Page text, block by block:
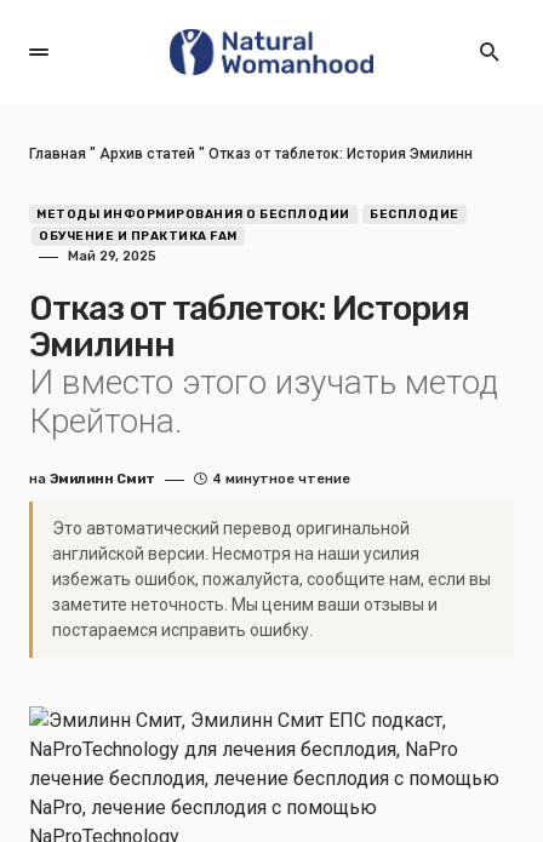
Главная " Архив статей " Отказ от таблеток: История Эмилинн
МЕТОДЫ ИНФОРМИРОВАНИЯ О БЕСПЛОДИИ
БЕСПЛОДИЕ
ОБУЧЕНИЕ И ПРАКТИКА FAM
Май 29, 2025
Отказ от таблеток: История
Эмилинн
И вместо этого изучать метод
Крейтона.
на Эмилинн Смит 4 минутное чтение
Это автоматический перевод оригинальной
английской версии. Несмотря на наши усилия
избежать ошибок, пожалуйста, сообщите нам, если вы
заметите неточность. Мы ценим ваши отзывы и
постараемся исправить ошибку.